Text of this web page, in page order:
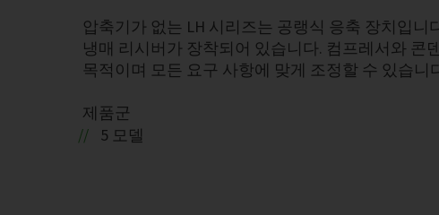
압축기가 없는 LH 시리즈는 공랭식 응축 장치입니
냉매 리시버가 장착되어 있습니다. 컴프레서와 콘
목적이며 모든 요구 사항에 맞게 조정할 수 있습니
제품군
5 모델